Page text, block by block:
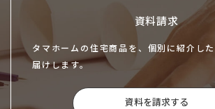
資料請求
タマホームの住宅商品を、個別に紹介し
届けします。
資料を請求する